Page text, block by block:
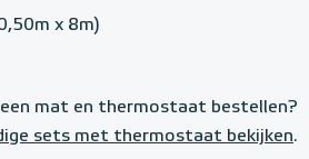
x 8m)
mat en thermostaat bestellen?
sets met thermostaat bekijken.